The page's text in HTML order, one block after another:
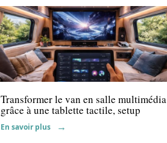
Actu
Transformer le van en salle multimédia
grâce à une tablette tactile, setup
En savoir plus